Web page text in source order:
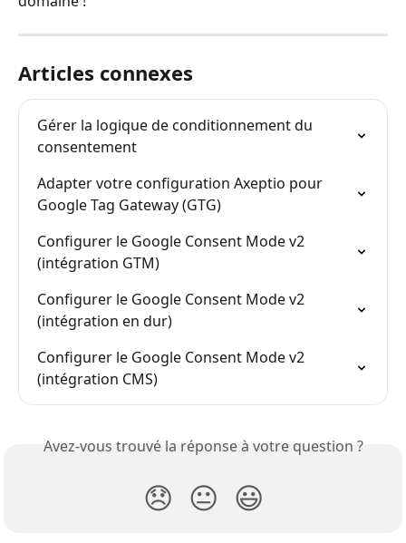
Articles connexes
Gérer la logique de conditionnement du
consentement
Adapter votre configuration Axeptio pour
Google Tag Gateway (GTG)
Configurer le Google Consent Mode v2
(intégration GTM)
Configurer le Google Consent Mode v2
(intégration en dur)
Configurer le Google Consent Mode v2
(intégration CMS)
Avez-vous trouvé la réponse à votre question ?
😞 😐 😃